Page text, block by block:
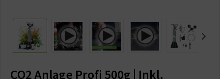
CO2 Anlage Profi 500g | Inkl.